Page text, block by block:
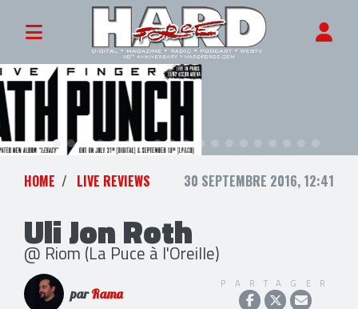
HOME LIVE REVIEWS 30 SEPTEMBRE 2016, 12:41
Uli Jon Roth
@ Riom (La Puce à l'Oreille)
parRama
PARTAGER